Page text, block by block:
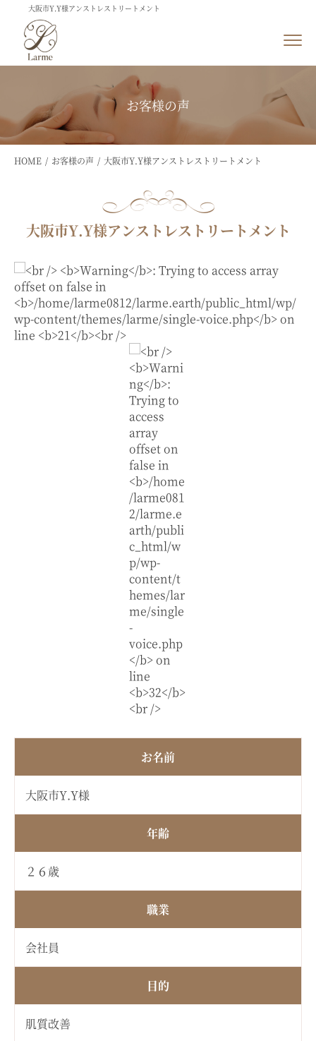
大阪市Y.Y様アンストレストリートメント
お客様の声
HOME お客様の声 大阪市Y.Y様アンストレストリートメント
大阪市Y.Y様アンストレストリートメント
お名前
大阪市Y.Y様
年齢
２６歳
職業
会社員
目的
肌質改善